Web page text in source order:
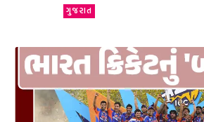
ગુજરાત